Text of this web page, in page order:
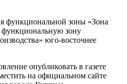
функциональной зоны «Зона
зону
юго-восточнее
опубликовать в газете
на официальном сайте